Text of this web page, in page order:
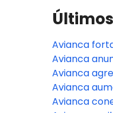
Avianca
Estados
frecuencias
Avianca
el equipaje
y para
Avianca
semanales
rutas
Avianca
entre
Avianca